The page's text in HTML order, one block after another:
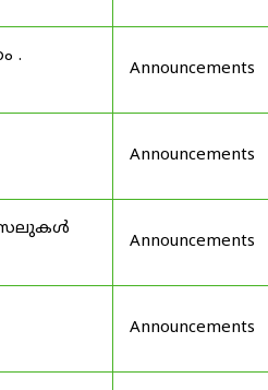
.
Announcements
Announcements
Announcements
Announcements